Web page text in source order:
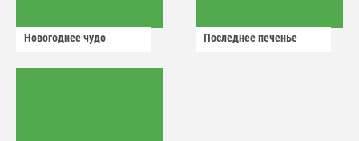
Новогоднее чудо Последнее печенье